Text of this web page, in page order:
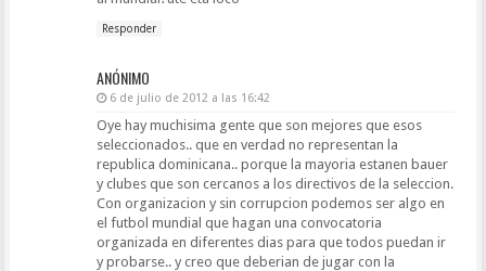
Responder
ANÓNIMO
6 de julio de 2012 a las 16:42
Oye hay muchisima gente que son mejores que esos
seleccionados.. que en verdad no representan la
republica dominicana.. porque la mayoria estanen bauer
y clubes que son cercanos a los directivos de la seleccion.
Con organizacion y sin corrupcion podemos ser algo en
el futbol mundial que hagan una convocatoria
organizada en diferentes dias para que todos puedan ir
y probarse.. y creo que deberian de jugar con la